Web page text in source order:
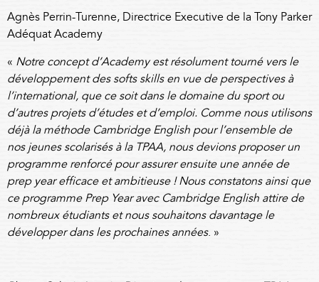
Agnès Perrin-Turenne, Directrice Executive de la Tony Parker
Adéquat Academy
« Notre concept d’Academy est résolument tourné vers le
développement des softs skills en vue de perspectives à
l’international, que ce soit dans le domaine du sport ou
d’autres projets d’études et d’emploi. Comme nous utilisons
déjà la méthode Cambridge English pour l’ensemble de
nos jeunes scolarisés à la TPAA, nous devions proposer un
programme renforcé pour assurer ensuite une année de
prep year efficace et ambitieuse ! Nous constatons ainsi que
ce programme Prep Year avec Cambridge English attire de
nombreux étudiants et nous souhaitons davantage le
développer dans les prochaines années. »